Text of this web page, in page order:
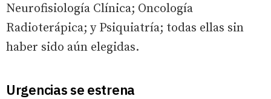
Neurofisiología Clínica; Oncología
Radioterápica; y Psiquiatría; todas ellas sin
haber sido aún elegidas.
Urgencias se estrena